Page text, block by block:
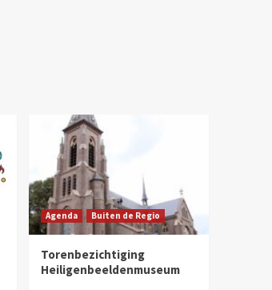
Agenda Buiten de Regio
Torenbezichtiging
Heiligenbeeldenmuseum